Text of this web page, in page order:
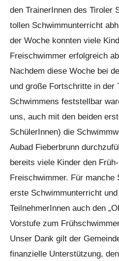
den TrainerInnen des Tiroler
tollen Schwimmunterricht
der Woche konnten viele
Freischwimmer erfolgreich
Nachdem diese Woche bei
und große Fortschritte in der
Schwimmens feststellbar
uns, auch mit den beiden
SchülerInnen) die
Aubad Fieberbrunn
bereits viele Kinder den
Freischwimmer. Für manche
erste Schwimmunterricht
TeilnehmerInnen auch den
Vorstufe zum
Unser Dank gilt der
finanzielle Unterstützung,